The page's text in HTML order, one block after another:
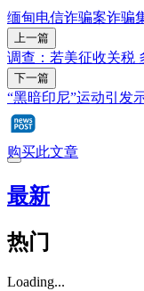
缅甸电信诈骗案诈骗
上一篇
调查：若美征收关税
下一篇
“黑暗印尼”运动引发
购买此文章
最新
热门
Loading...